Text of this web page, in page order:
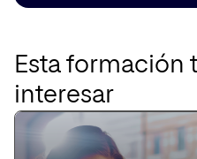
Esta formación
interesar